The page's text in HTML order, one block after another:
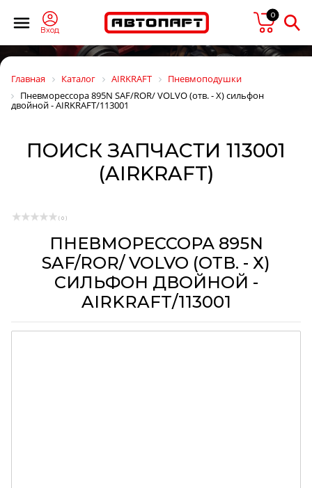
Вход
0
Главная Каталог AIRKRAFT
Пневмоподушки
Пневморессора 895N SAF/ROR/ VOLVO (отв. - Х) сильфон
двойной - AIRKRAFT/113001
ПОИСК ЗАПЧАСТИ 113001
(AIRKRAFT)
( 0 )
ПНЕВМОРЕССОРА 895N
SAF/ROR/ VOLVO (ОТВ. - Х)
СИЛЬФОН ДВОЙНОЙ -
AIRKRAFT/113001